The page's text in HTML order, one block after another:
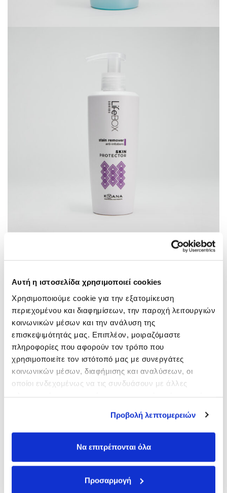
Αυτή η ιστοσελίδα χρησιμοποιεί cookies
Χρησιμοποιούμε cookie για την εξατομίκευση
περιεχομένου και διαφημίσεων, την παροχή λειτουργιών
κοινωνικών μέσων και την ανάλυση της
επισκεψιμότητάς μας. Επιπλέον, μοιραζόμαστε
πληροφορίες που αφορούν τον τρόπο που
χρησιμοποιείτε τον ιστότοπό μας με συνεργάτες
κοινωνικών μέσων, διαφήμισης και αναλύσεων, οι
οποίοι ενδεχομένως να τις συνδυάσουν με άλλες
Προβολή λεπτομερειών
Να επιτρέπονται όλα
Προσαρμογή
Ο σύγχρονος τρόπος ζωής, η ατμοσφαιρική ρύπανση, η